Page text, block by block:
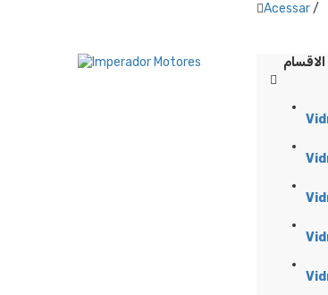
Acessar/
الاقسام